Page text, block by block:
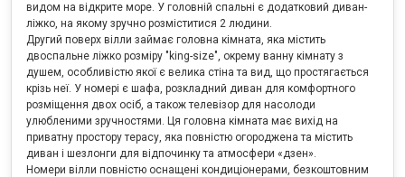
видом на відкрите море. У головній спальні є додатковий диван-
ліжко, на якому зручно розміститися 2 людини.
Другий поверх вілли займає головна кімната, яка містить
двоспальне ліжко розміру "king-size", окрему ванну кімнату з
душем, особливістю якої є велика стіна та вид, що простягається
крізь неї. У номері є шафа, розкладний диван для комфортного
розміщення двох осіб, а також телевізор для насолоди
улюбленими зручностями. Ця головна кімната має вихід на
приватну простору терасу, яка повністю огороджена та містить
диван і шезлонги для відпочинку та атмосфери «дзен».
Номери вілли повністю оснащені кондиціонерами, безкоштовним